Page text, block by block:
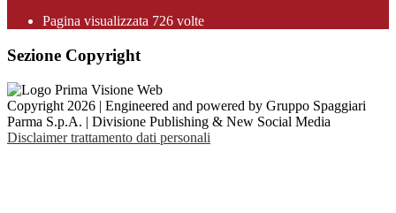
Pagina visualizzata 726 volte
Sezione Copyright
Copyright 2026 | Engineered and powered by Gruppo Spaggiari
Parma S.p.A. | Divisione Publishing & New Social Media
Disclaimer trattamento dati personali